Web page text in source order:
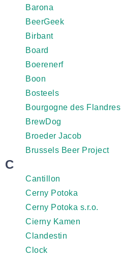
Barona
BeerGeek
Birbant
Board
Boerenerf
Boon
Bosteels
Bourgogne des Flandres
BrewDog
Broeder Jacob
Brussels Beer Project
C
Cantillon
Cerny Potoka
Cerny Potoka s.r.o.
Cierny Kamen
Clandestin
Clock